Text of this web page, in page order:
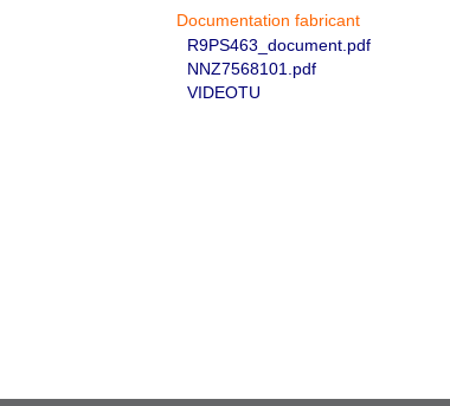
Documentation fabricant
R9PS463_document.pdf
NNZ7568101.pdf
VIDEOTU